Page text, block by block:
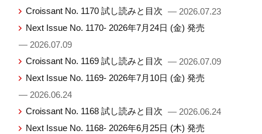
Croissant No. 1170 試し読みと目次 — 2026.07.23
Next Issue No. 1170- 2026年7月24日 (金) 発売
— 2026.07.09
Croissant No. 1169 試し読みと目次 — 2026.07.09
Next Issue No. 1169- 2026年7月10日 (金) 発売
— 2026.06.24
Croissant No. 1168 試し読みと目次 — 2026.06.24
Next Issue No. 1168- 2026年6月25日 (木) 発売